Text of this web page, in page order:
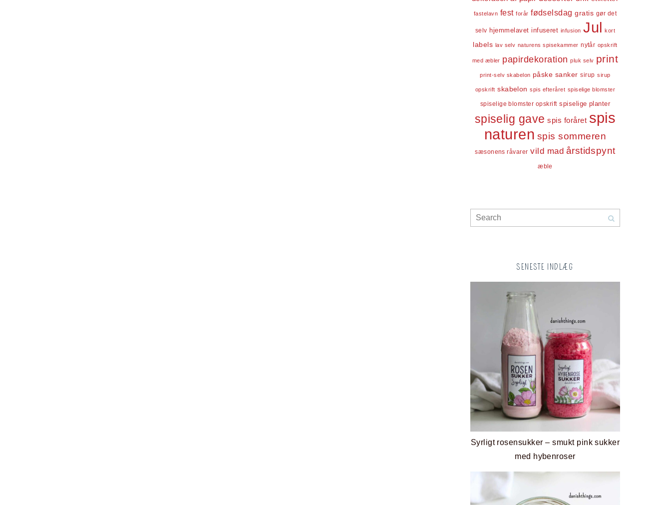
fastelavn fest forår fødselsdag gratis gør det
selv hjemmelavet infuseret infusion Jul kort
labels lav selv naturens spisekammer nytår opskrift
med æbler papirdekoration pluk selv print
print-selv skabelon påske sanker sirup sirup
opskrift skabelon spis efteråret spiselige blomster
spiselige blomster opskrift spiselige planter
spiselig gave spis foråret spis
naturen spis sommeren
sæsonens råvarer vild mad årstidspynt
æble
SENESTE INDLÆG
Syrligt rosensukker – smukt pink sukker
med hybenroser